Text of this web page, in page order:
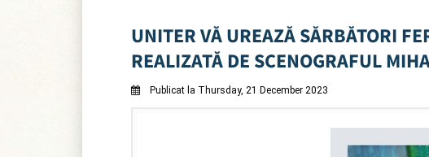
UNITER VĂ UREAZĂ SĂRBĂTORI
REALIZATĂ DE SCENOGRAFUL
Publicat la Thursday, 21 December 2023